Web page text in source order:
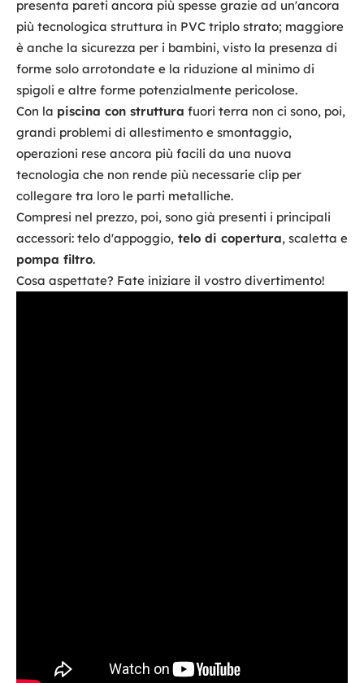
presenta pareti ancora più spesse grazie ad un'ancora
più tecnologica struttura in PVC triplo strato; maggiore
è anche la sicurezza per i bambini, visto la presenza di
forme solo arrotondate e la riduzione al minimo di
spigoli e altre forme potenzialmente pericolose.
Con la piscina con struttura fuori terra non ci sono, poi,
grandi problemi di allestimento e smontaggio,
operazioni rese ancora più facili da una nuova
tecnologia che non rende più necessarie clip per
collegare tra loro le parti metalliche.
Compresi nel prezzo, poi, sono già presenti i principali
accessori: telo d'appoggio, telo di copertura, scaletta e
pompa filtro.
Cosa aspettate? Fate iniziare il vostro divertimento!